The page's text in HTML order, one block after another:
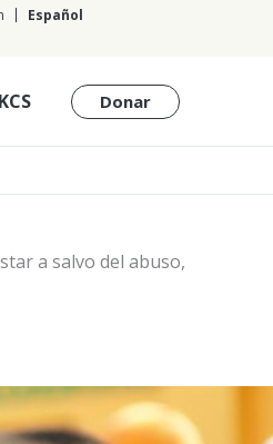
Español
Donar
a salvo del abuso,